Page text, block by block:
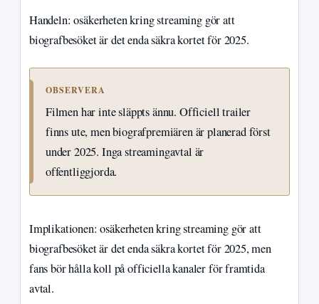
Handeln: osäkerheten kring streaming gör att
biografbesöket är det enda säkra kortet för 2025.
OBSERVERA
Filmen har inte släppts ännu. Officiell trailer
finns ute, men biografpremiären är planerad först
under 2025. Inga streamingavtal är
offentliggjorda.
Implikationen: osäkerheten kring streaming gör att
biografbesöket är det enda säkra kortet för 2025, men
fans bör hålla koll på officiella kanaler för framtida
avtal.